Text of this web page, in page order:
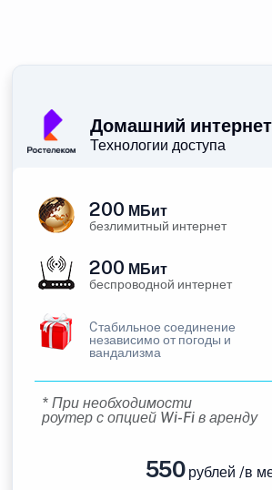
Домашний интернет
Технологии доступа
200 МБит
безлимитный интернет
200 МБит
беспроводной интернет
Cтабильное соединение
независимо от погоды и
вандализма
* При необходимости
роутер с опцией Wi-Fi в аренду
550рублей /в